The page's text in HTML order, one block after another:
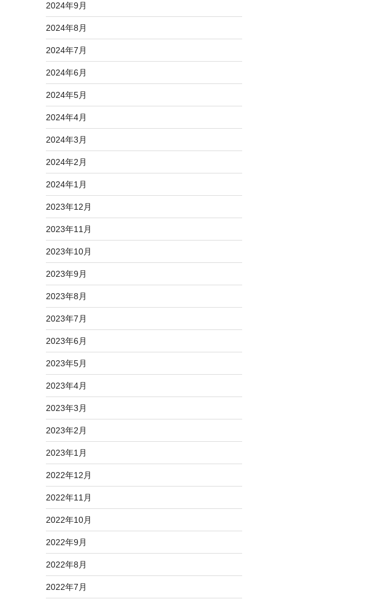
2024年9月
2024年8月
2024年7月
2024年6月
2024年5月
2024年4月
2024年3月
2024年2月
2024年1月
2023年12月
2023年11月
2023年10月
2023年9月
2023年8月
2023年7月
2023年6月
2023年5月
2023年4月
2023年3月
2023年2月
2023年1月
2022年12月
2022年11月
2022年10月
2022年9月
2022年8月
2022年7月